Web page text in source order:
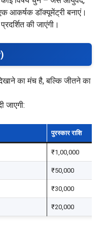
आकर्षक डॉक्यूमेंट्री बनाएं।
की जाएंगी।
का मंच है, बल्कि जीतने का
जाएगी:
पुरस्कार राशि
₹1,00,000
₹50,000
₹30,000
₹20,000